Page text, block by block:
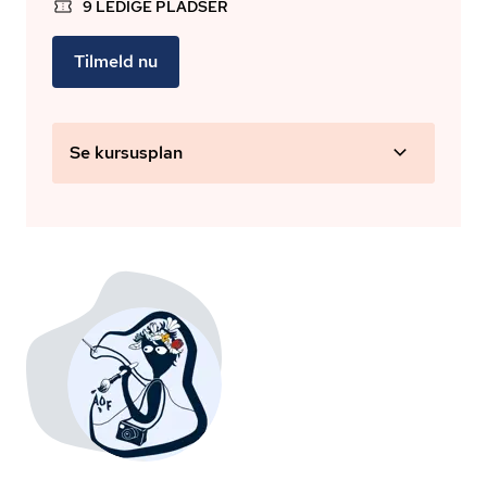
9 LEDIGE PLADSER
Tilmeld nu
Se kursusplan